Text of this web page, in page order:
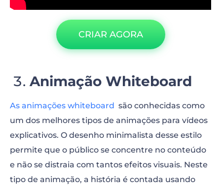
CRIAR AGORA
Animação Whiteboard
As animações whiteboard são conhecidas como
um dos melhores tipos de animações para vídeos
explicativos. O desenho minimalista desse estilo
permite que o público se concentre no conteúdo
e não se distraia com tantos efeitos visuais. Neste
tipo de animação, a história é contada usando